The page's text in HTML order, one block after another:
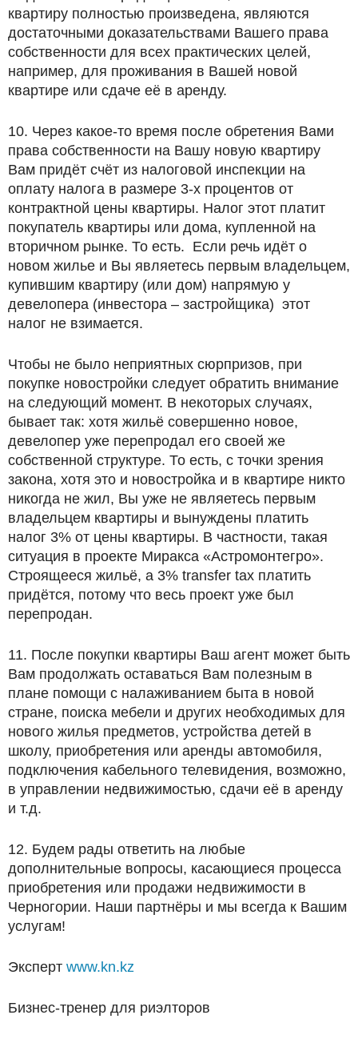
квартиру полностью произведена, являются
достаточными доказательствами Вашего права
собственности для всех практических целей,
например, для проживания в Вашей новой
квартире или сдаче её в аренду.
10. Через какое-то время после обретения Вами
права собственности на Вашу новую квартиру
Вам придёт счёт из налоговой инспекции на
оплату налога в размере 3-х процентов от
контрактной цены квартиры. Налог этот платит
покупатель квартиры или дома, купленной на
вторичном рынке. То есть. Если речь идёт о
новом жилье и Вы являетесь первым владельцем,
купившим квартиру (или дом) напрямую у
девелопера (инвестора – застройщика) этот
налог не взимается.
Чтобы не было неприятных сюрпризов, при
покупке новостройки следует обратить внимание
на следующий момент. В некоторых случаях,
бывает так: хотя жильё совершенно новое,
девелопер уже перепродал его своей же
собственной структуре. То есть, с точки зрения
закона, хотя это и новостройка и в квартире никто
никогда не жил, Вы уже не являетесь первым
владельцем квартиры и вынуждены платить
налог 3% от цены квартиры. В частности, такая
ситуация в проекте Миракса «Астромонтегро».
Строящееся жильё, а 3% transfer tax платить
придётся, потому что весь проект уже был
перепродан.
11. После покупки квартиры Ваш агент может быть
Вам продолжать оставаться Вам полезным в
плане помощи с налаживанием быта в новой
стране, поиска мебели и других необходимых для
нового жилья предметов, устройства детей в
школу, приобретения или аренды автомобиля,
подключения кабельного телевидения, возможно,
в управлении недвижимостью, сдачи её в аренду
и т.д.
12. Будем рады ответить на любые
дополнительные вопросы, касающиеся процесса
приобретения или продажи недвижимости в
Черногории. Наши партнёры и мы всегда к Вашим
услугам!
Эксперт www.kn.kz
Бизнес-тренер для риэлторов